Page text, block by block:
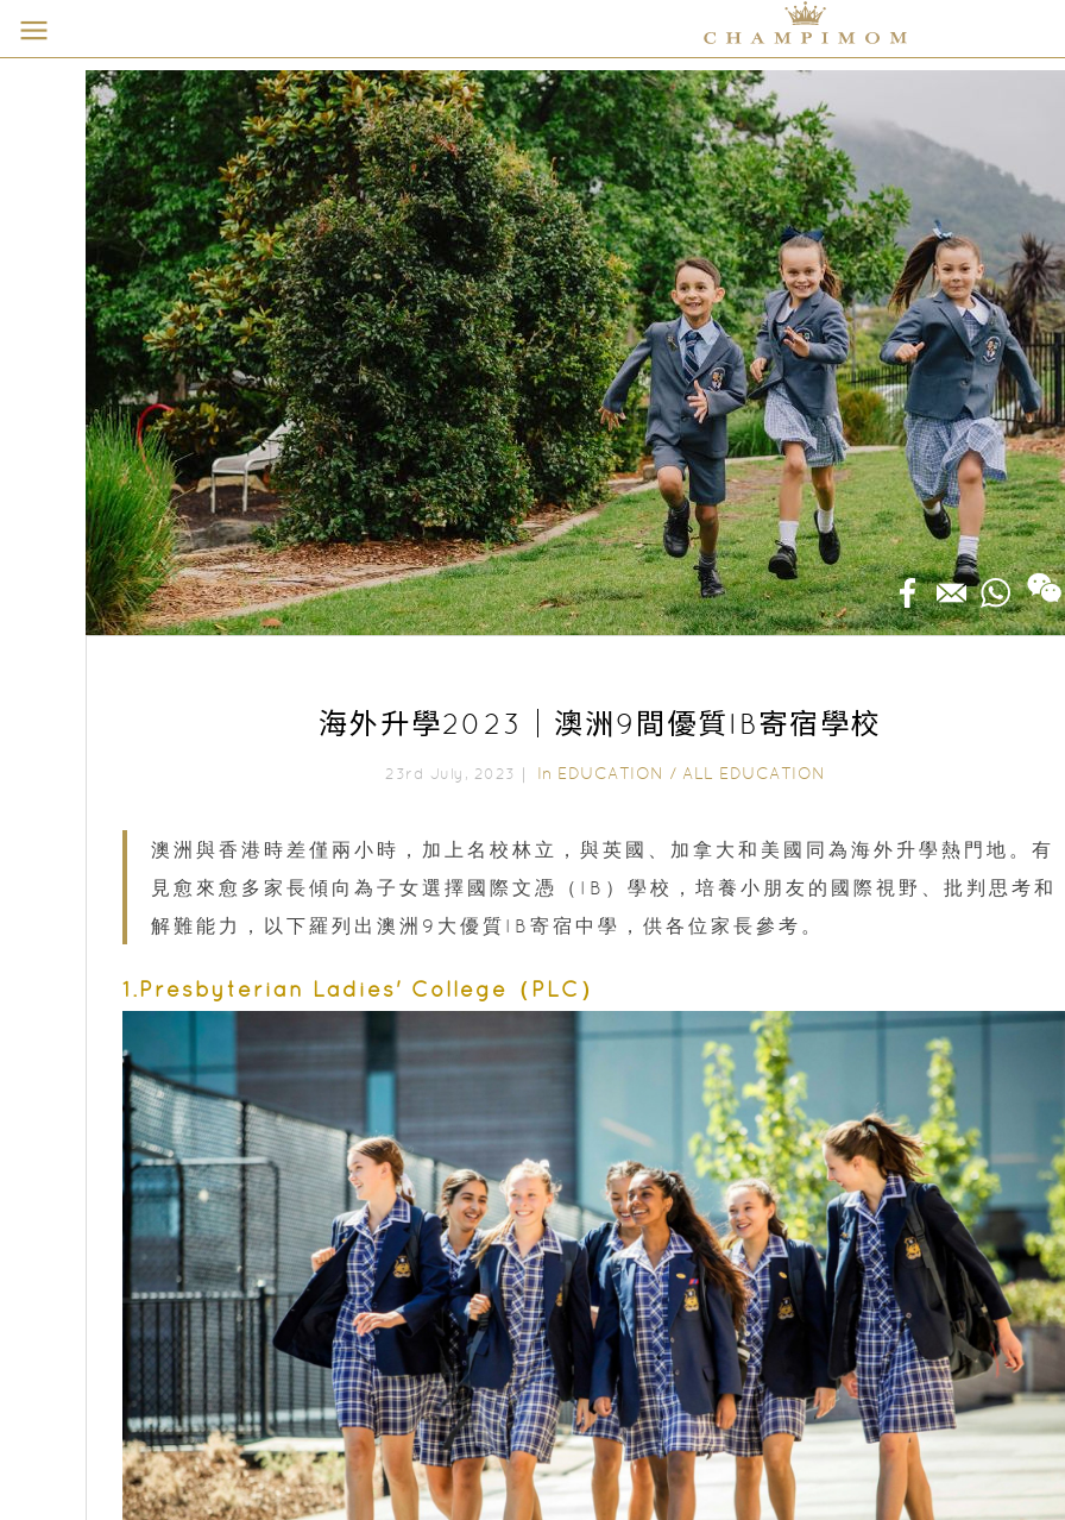
海外升學2023｜澳洲9間優質IB寄宿學校
23rd July, 2023｜ In EDUCATION / ALL EDUCATION
澳洲與香港時差僅兩小時，加上名校林立，與英國、加拿大和美國同為海外升學熱門地。有
見愈來愈多家長傾向為子女選擇國際文憑（IB）學校，培養小朋友的國際視野、批判思考和
解難能力，以下羅列出澳洲9大優質IB寄宿中學，供各位家長參考。
1.Presbyterian Ladies' College（PLC）